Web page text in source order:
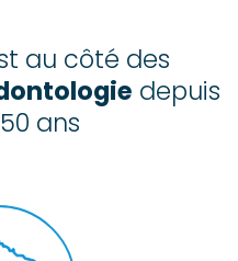
au côté des
depuis
ans